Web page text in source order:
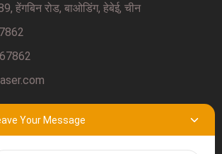
हेंगबिन रोड, बाओडिंग, हेबेई, चीन
Your Message